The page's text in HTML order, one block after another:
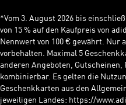
*Vom 3. August 2026 bis
von 15 % auf den Kaufpreis von
Nennwert von 100 € gewährt. Nur
vorbehalten. Maximal 5
anderen Angeboten, Gutscheinen,
kombinierbar. Es gelten die
Geschenkkarten aus den
jeweiligen Landes: https://